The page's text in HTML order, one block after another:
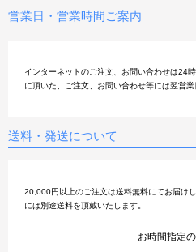
営業日・営業時間ご案内
インターネットのご注文、お問い合わせは24
に頂いた、ご注文、お問い合わせ等には翌営
送料・発送について
20,000円以上のご注文は送料無料にてお届け
には別途送料を頂戴いたします。
お時間指定